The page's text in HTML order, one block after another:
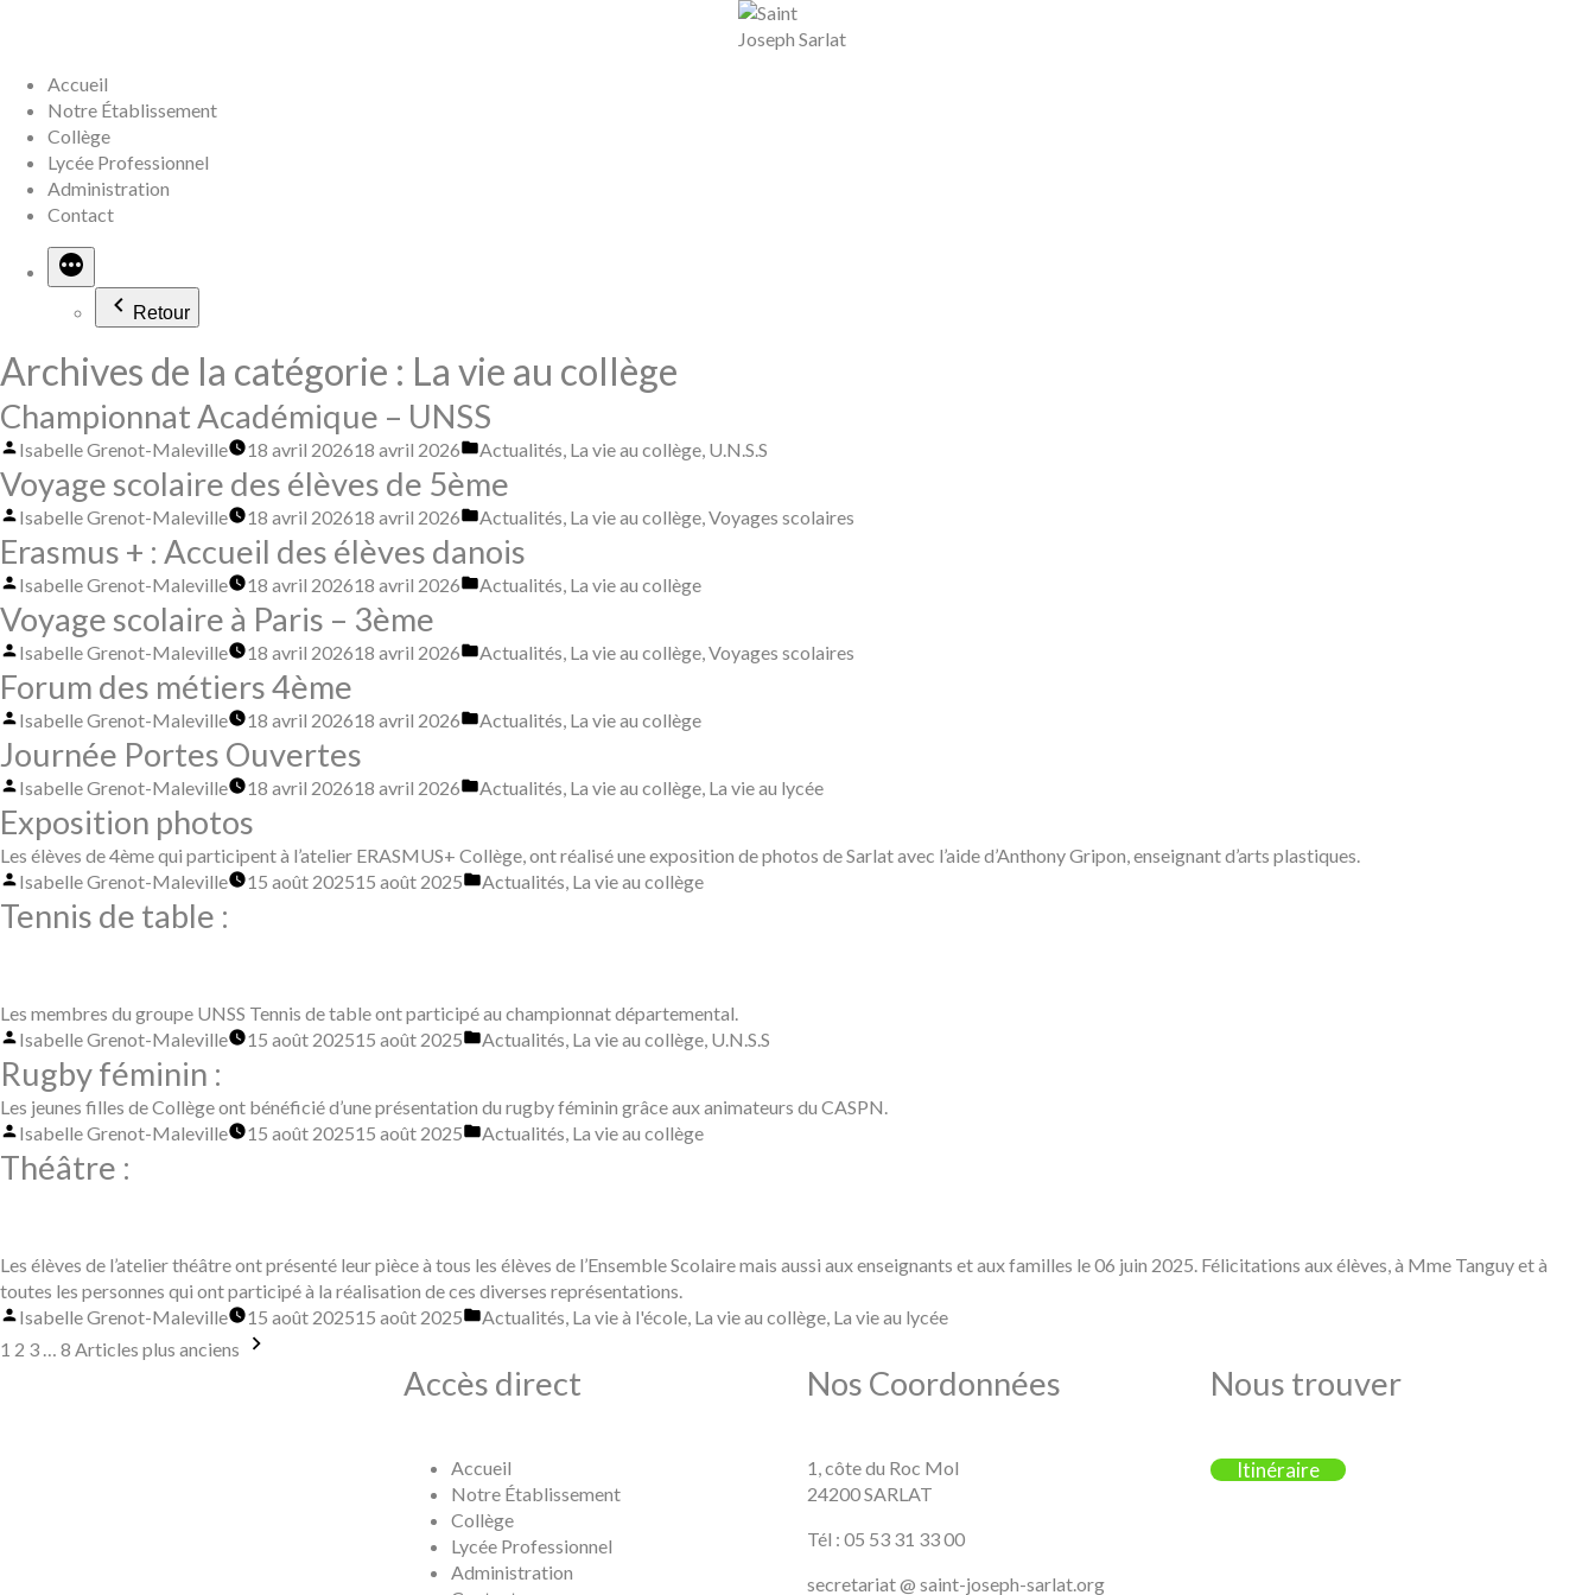
Accueil
Notre Établissement
Collège
Lycée Professionnel
Administration
Contact
Retour
Archives de la catégorie : La vie au collège
Championnat Académique – UNSS
Publié
par
Isabelle Grenot-Maleville 18 avril 202618 avril 2026
Publié
dans
Actualités, La vie au collège, U.N.S.S
Voyage scolaire des élèves de 5ème
Publié
par
Isabelle Grenot-Maleville 18 avril 202618 avril 2026
Publié
dans
Actualités, La vie au collège,Voyages scolaires
Erasmus + : Accueil des élèves danois
Publié
par
Isabelle Grenot-Maleville 18 avril 202618 avril 2026
Publié
Actualités, La vie au collège
Voyage scolaire à Paris – 3ème
Publié
par
Isabelle Grenot-Maleville 18 avril 202618 avril 2026
Publié
Actualités, La vie au collège,Voyages scolaires
Forum des métiers 4ème
Publié
par
Isabelle Grenot-Maleville 18 avril 202618 avril 2026
Publié
Actualités, La vie au collège
Journée Portes Ouvertes
Publié
par
Isabelle Grenot-Maleville 18 avril 202618 avril 2026
Publié
Actualités, La vie au collège, La vie au lycée
Exposition photos
Les élèves de 4ème qui participent à l’atelier ERASMUS+ Collège, ont réalisé une exposition de photos de Sarlat avec l’aide d’Anthony Gripon, enseignant d’arts plastiques.
Publié
par
Isabelle Grenot-Maleville 15 août 202515 août 2025
Publié
Actualités, La vie au collège
Tennis de table :
Les membres du groupe UNSS Tennis de table ont participé au championnat départemental.
Publié
par
Isabelle Grenot-Maleville 15 août 202515 août 2025
Publié
Actualités, La vie au collège, U.N.S.S
Rugby féminin :
Les jeunes filles de Collège ont bénéficié d’une présentation du rugby féminin grâce aux animateurs du CASPN.
Publié
par
Isabelle Grenot-Maleville 15 août 202515 août 2025
Publié
Actualités, La vie au collège
Théâtre :
Les élèves de l’atelier théâtre ont présenté leur pièce à tous les élèves de l’Ensemble Scolaire mais aussi aux enseignants et aux familles le 06 juin 2025. Félicitations aux élèves, à Mme Tanguy et à
toutes les personnes qui ont participé à la réalisation de ces diverses représentations.
Publié
par
Isabelle Grenot-Maleville 15 août 202515 août 2025
Publié
Actualités, La vie à l'école, La vie au collège, La vie au lycée
Navigation
1 2 3 … 8 Articles plus anciens
Accès direct
Accueil
Notre Établissement
Collège
Lycée Professionnel
Administration
Nos Coordonnées
1, côte du Roc Mol
24200 SARLAT
Tél : 05 53 31 33 00
secretariat @ saint-joseph-sarlat.org
Nous trouver
Itinéraire